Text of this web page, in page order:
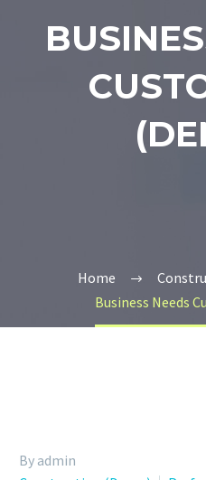
Home
Business Needs
By admin